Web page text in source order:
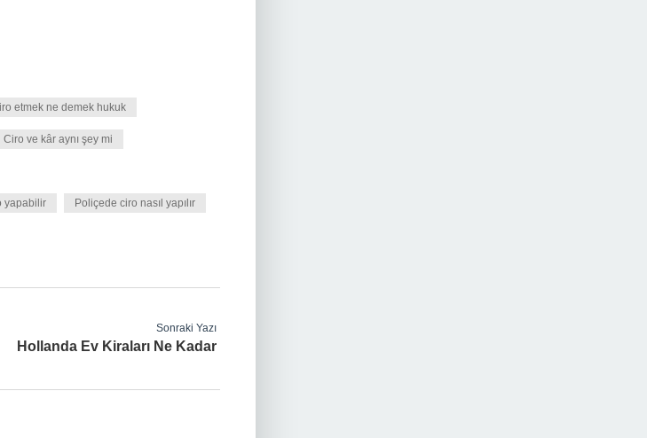
etmek ne demek hukuk
Ciro ve kâr aynı şey mi
yapabilir Poliçede ciro nasıl yapılır
Sonraki Yazı
Hollanda Ev Kiraları Ne Kadar